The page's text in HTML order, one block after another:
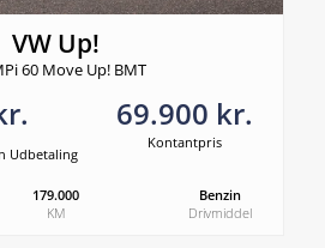
VW Up!
60 Move Up! BMT
Udbetaling
69.900 kr.
Kontantpris
179.000
KM
Benzin
Drivmiddel